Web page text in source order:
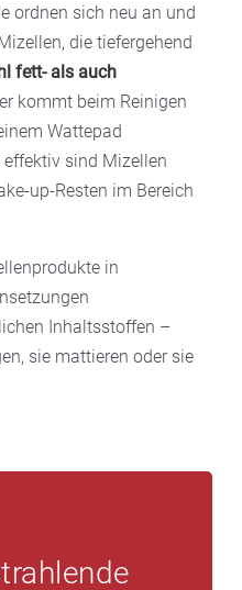
ordnen sich neu an und
die tiefergehend
fett- als auch
kommt beim Reinigen
Wattepad
sind Mizellen
up-Resten im Bereich
in
Inhaltsstoffen –
sie mattieren oder sie